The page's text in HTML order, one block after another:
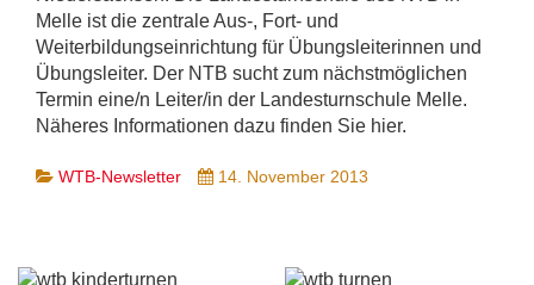
Melle ist die zentrale Aus-, Fort- und
Weiterbildungseinrichtung für Übungsleiterinnen und
Übungsleiter. Der NTB sucht zum nächstmöglichen
Termin eine/n Leiter/in der Landesturnschule Melle.
Näheres Informationen dazu finden Sie hier.
WTB-Newsletter 14. November 2013